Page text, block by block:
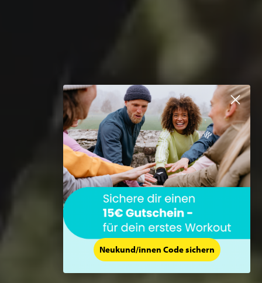
Neukund/innen Code sichern